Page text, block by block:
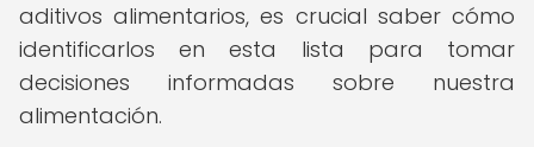
aditivos alimentarios, es crucial saber cómo
identificarlos en esta lista para tomar
decisiones informadas sobre nuestra
alimentación.